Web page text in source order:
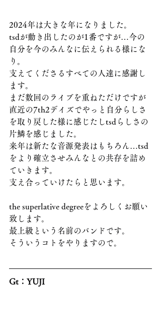
2024年は大きな年になりました。
tsdが動き出したのが1番ですが…今の
自分を今のみんなに伝えられる様にな
り。
支えてくださるすべての人達に感謝し
ます。
まだ数回のライブを重ねただけですが
直近の7th2デイズでやっと自分らしさ
を取り戻した様に感じたしtsdらしさの
片鱗を感じました。
来年は新たな音源発表はもちろん…tsd
をより確立させみんなとの共存を詰め
ていきます。
支え合っていけたらと思います。
the superlative degreeをよろしくお願い
致します。
最上級という名前のバンドです。
そういうコトをやりますので。
Gt：YUJI